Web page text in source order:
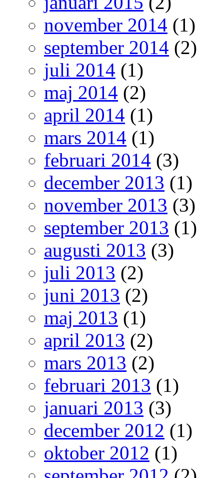
november 2014 (1)
september 2014 (2)
juli 2014 (1)
maj 2014 (2)
april 2014 (1)
mars 2014 (1)
februari 2014 (3)
december 2013 (1)
november 2013 (3)
september 2013 (1)
augusti 2013 (3)
juli 2013 (2)
juni 2013 (2)
maj 2013 (1)
april 2013 (2)
mars 2013 (2)
februari 2013 (1)
januari 2013 (3)
december 2012 (1)
oktober 2012 (1)